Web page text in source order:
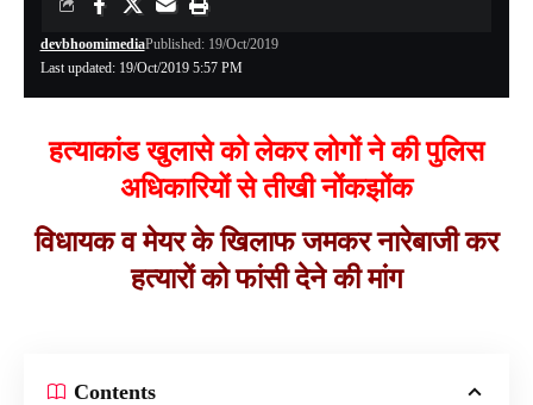
Last updated: 19/Oct/2019 5:57 PM
devbhoomimediaPublished: 19/Oct/2019
हत्याकांड खुलासे को लेकर लोगों ने की पुलिस
अधिकारियों से तीखी नोंकझोंक
विधायक व मेयर के खिलाफ जमकर नारेबाजी कर
हत्यारों को फांसी देने की मांग
Contents